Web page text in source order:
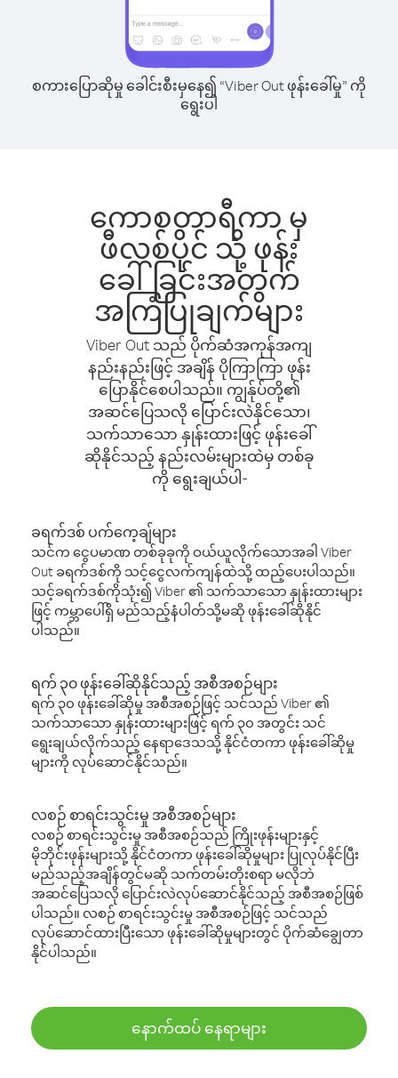
စကားပြောဆိုမှု ခေါင်းစီးမှနေ၍ “Viber Out ဖုန်းခေါ်မှု” ကို
ရွေးပါ
ကောစတာရီကာ မှ
ဖီလစ်ပိုင် သို့ ဖုန်း
ခေါ်ခြင်းအတွက်
အကြံပြုချက်များ
Viber Out သည် ပိုက်ဆံအကုန်အကျ
နည်းနည်းဖြင့် အချိန် ပိုကြာကြာ ဖုန်း
ပြောနိုင်စေပါသည်။ ကျွန်ုပ်တို့၏
အဆင်ပြေသလို ပြောင်းလဲနိုင်သော၊
သက်သာသော နှုန်းထားဖြင့် ဖုန်းခေါ်
ဆိုနိုင်သည့် နည်းလမ်းများထဲမှ တစ်ခု
ကို ရွေးချယ်ပါ-
ခရက်ဒစ် ပက်ကေ့ချ်များ
သင်က ငွေပမာဏ တစ်ခုခုကို ဝယ်ယူလိုက်သောအခါ Viber
Out ခရက်ဒစ်ကို သင့်ငွေလက်ကျန်ထဲသို့ ထည့်ပေးပါသည်။
သင့်ခရက်ဒစ်ကိုသုံး၍ Viber ၏ သက်သာသော နှုန်းထားများ
ဖြင့် ကမ္ဘာပေါ်ရှိ မည်သည့်နံပါတ်သို့မဆို ဖုန်းခေါ်ဆိုနိုင်
ပါသည်။
ရက် ၃၀ ဖုန်းခေါ်ဆိုနိုင်သည့် အစီအစဉ်များ
ရက် ၃၀ ဖုန်းခေါ်ဆိုမှု အစီအစဉ်ဖြင့် သင်သည် Viber ၏
သက်သာသော နှုန်းထားများဖြင့် ရက် ၃၀ အတွင်း သင်
ရွေးချယ်လိုက်သည့် နေရာဒေသသို့ နိုင်ငံတကာ ဖုန်းခေါ်ဆိုမှု
များကို လုပ်ဆောင်နိုင်သည်။
လစဉ် စာရင်းသွင်းမှု အစီအစဉ်များ
လစဉ် စာရင်းသွင်းမှု အစီအစဉ်သည် ကြိုးဖုန်းများနှင့်
မိုဘိုင်းဖုန်းများသို့ နိုင်ငံတကာ ဖုန်းခေါ်ဆိုမှုများ ပြုလုပ်နိုင်ပြီး
မည်သည့်အချိန်တွင်မဆို သက်တမ်းတိုးစရာ မလိုဘဲ
အဆင်ပြေသလို ပြောင်းလဲလုပ်ဆောင်နိုင်သည့် အစီအစဉ်ဖြစ်
ပါသည်။ လစဉ် စာရင်းသွင်းမှု အစီအစဉ်ဖြင့် သင်သည်
လုပ်ဆောင်ထားပြီးသော ဖုန်းခေါ်ဆိုမှုများတွင် ပိုက်ဆံချွေတာ
နိုင်ပါသည်။
နောက်ထပ် နေရာများ